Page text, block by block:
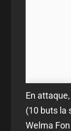
En
(10 buts la
Welma